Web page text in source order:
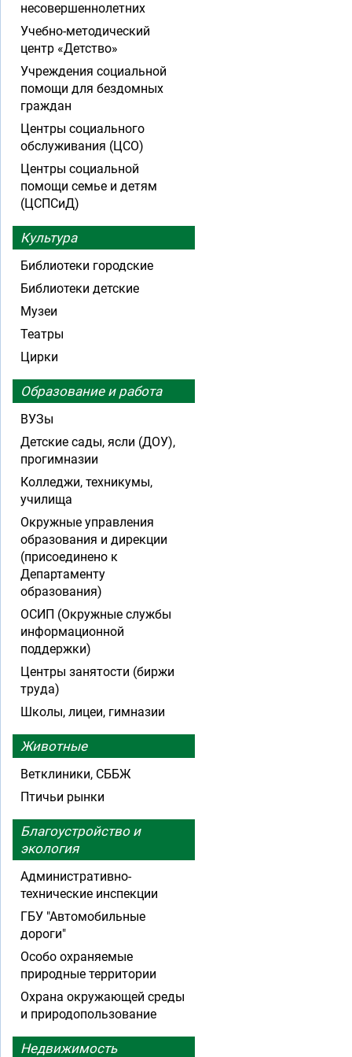
несовершеннолетних
Учебно-методический
центр «Детство»
Учреждения социальной
помощи для бездомных
граждан
Центры социального
обслуживания (ЦСО)
Центры социальной
помощи семье и детям
(ЦСПСиД)
Культура
Библиотеки городские
Библиотеки детские
Музеи
Театры
Цирки
Образование и работа
ВУЗы
Детские сады, ясли (ДОУ),
прогимназии
Колледжи, техникумы,
училища
Окружные управления
образования и дирекции
(присоединено к
Департаменту
образования)
ОСИП (Окружные службы
информационной
поддержки)
Центры занятости (биржи
труда)
Школы, лицеи, гимназии
Животные
Ветклиники, СББЖ
Птичьи рынки
Благоустройство и
экология
Административно-
технические инспекции
ГБУ "Автомобильные
дороги"
Особо охраняемые
природные территории
Охрана окружающей среды
и природопользование
Недвижимость